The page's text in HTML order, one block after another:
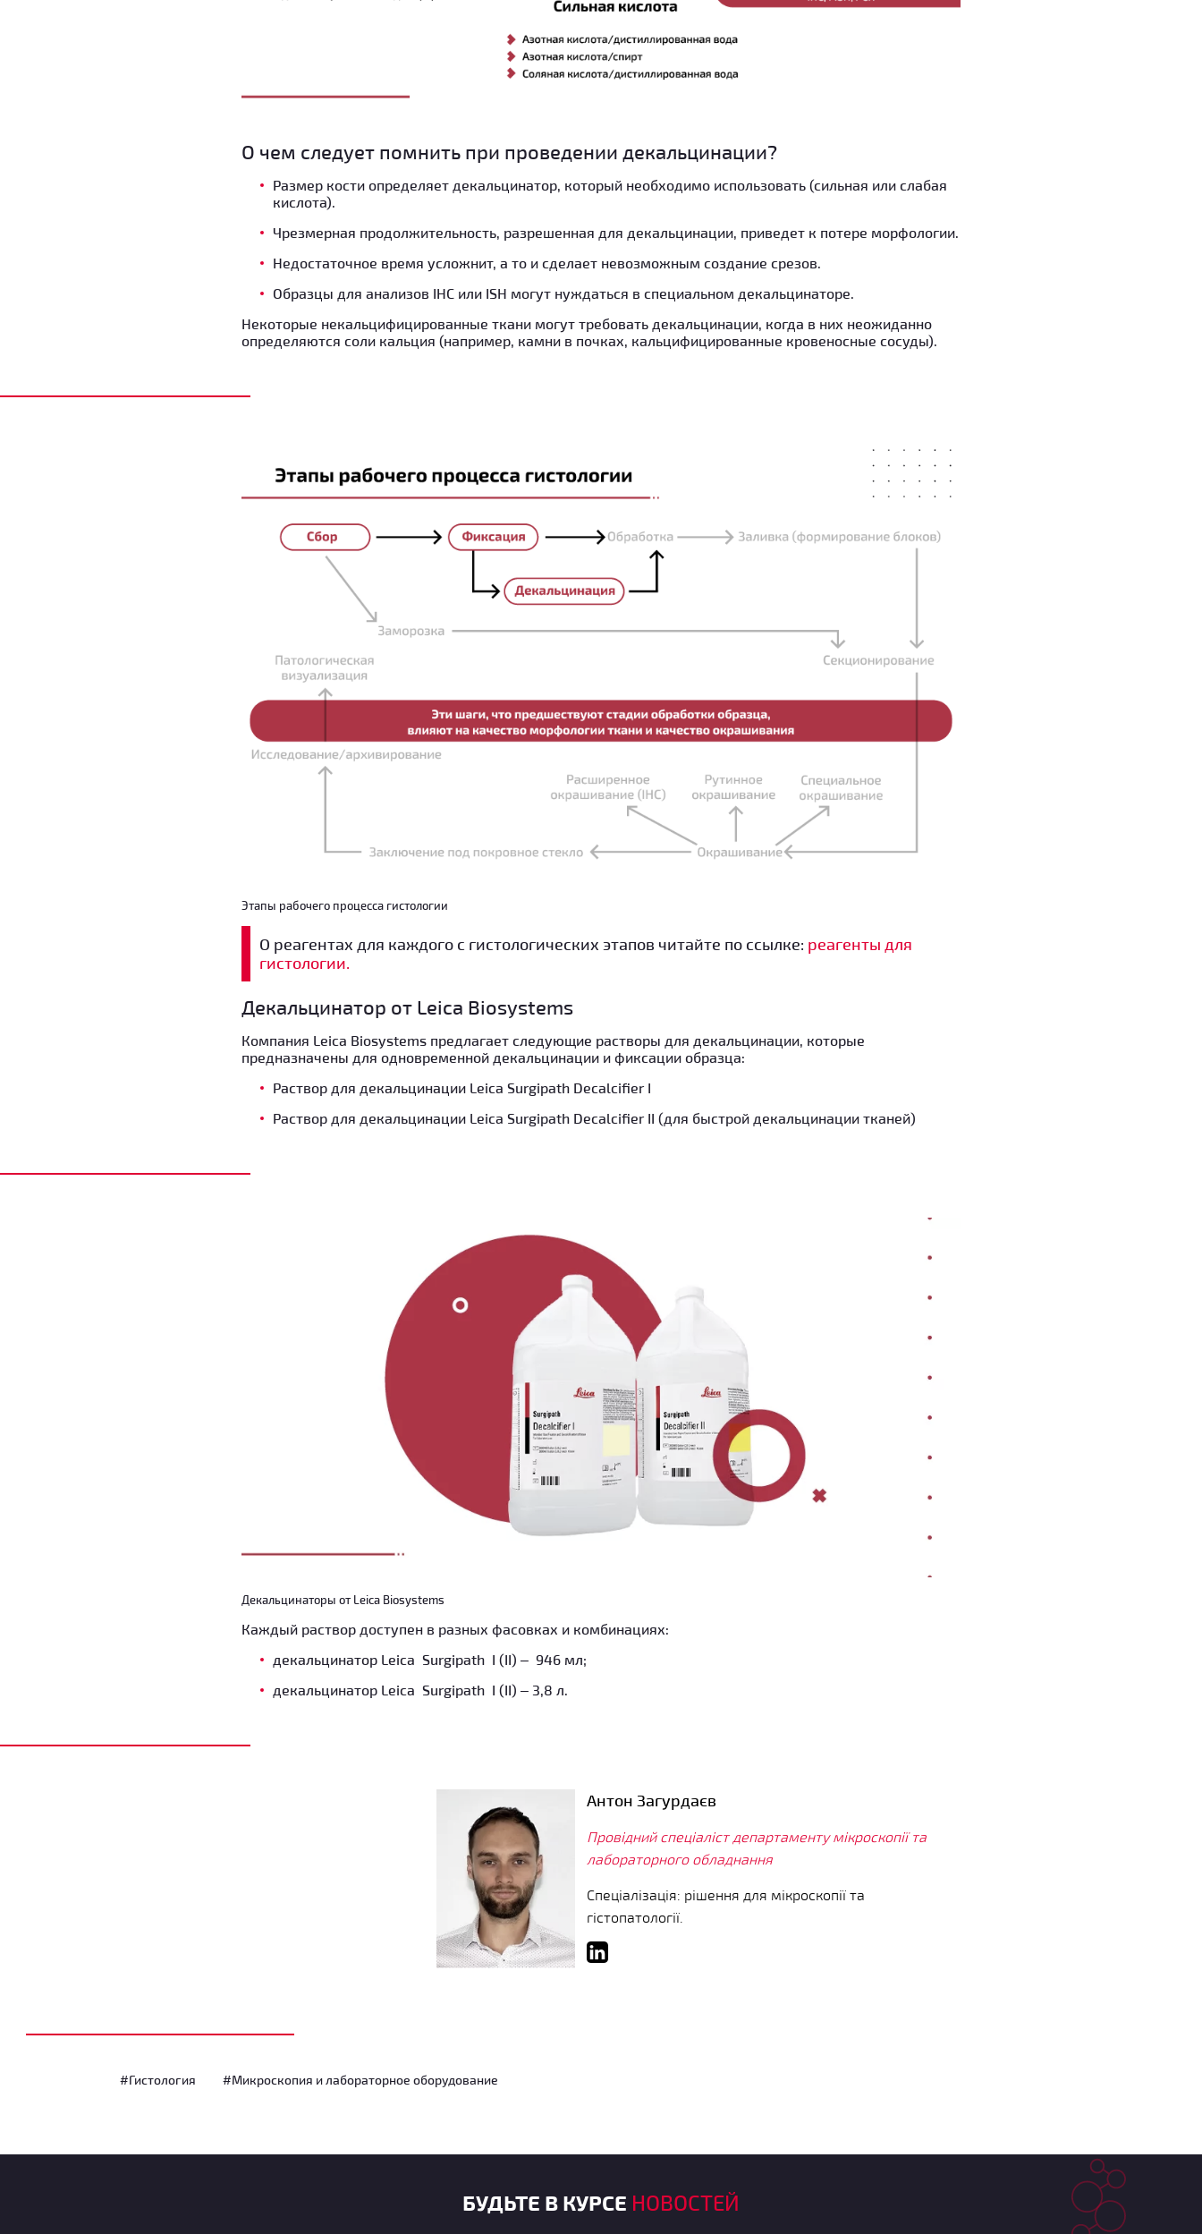
О чем следует помнить при проведении декальцинации?
Размер кости определяет декальцинатор, который необходимо использовать (сильная или слабая
кислота).
Чрезмерная продолжительность, разрешенная для декальцинации, приведет к потере морфологии.
Недостаточное время усложнит, а то и сделает невозможным создание срезов.
Образцы для анализов IHC или ISH могут нуждаться в специальном декальцинаторе.
Некоторые некальцифицированные ткани могут требовать декальцинации, когда в них неожиданно
определяются соли кальция (например, камни в почках, кальцифицированные кровеносные сосуды).
Этапы рабочего процесса гистологии
О реагентах для каждого с гистологических этапов читайте по ссылке: реагенты для
гистологии.
Декальцинатор от Leica Biosystems
Компания Leica Biosystems предлагает следующие растворы для декальцинации, которые
предназначены для одновременной декальцинации и фиксации образца:
Раствор для декальцинации Leica Surgipath Decalcifier I
Раствор для декальцинации Leica Surgipath Decalcifier II (для быстрой декальцинации тканей)
Декальцинаторы от Leica Biosystems
Каждый раствор доступен в разных фасовках и комбинациях:
декальцинатор Leica Surgipath I (II) – 946 мл;
декальцинатор Leica Surgipath I (II) – 3,8 л.
Антон Загурдаєв
Провідний спеціаліст департаменту мікроскопії та
лабораторного обладнання
Спеціалізація: рішення для мікроскопії та
гістопатології.
#Гистология #Микроскопия и лабораторное оборудование
БУДЬТЕ В КУРСЕ НОВОСТЕЙ